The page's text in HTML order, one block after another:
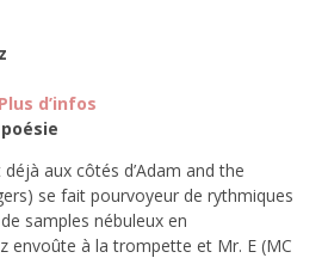
Plus d’infos
aux côtés d’Adam and the
se fait pourvoyeur de rythmiques
samples nébuleux en
envoûte à la trompette et Mr. E (MC